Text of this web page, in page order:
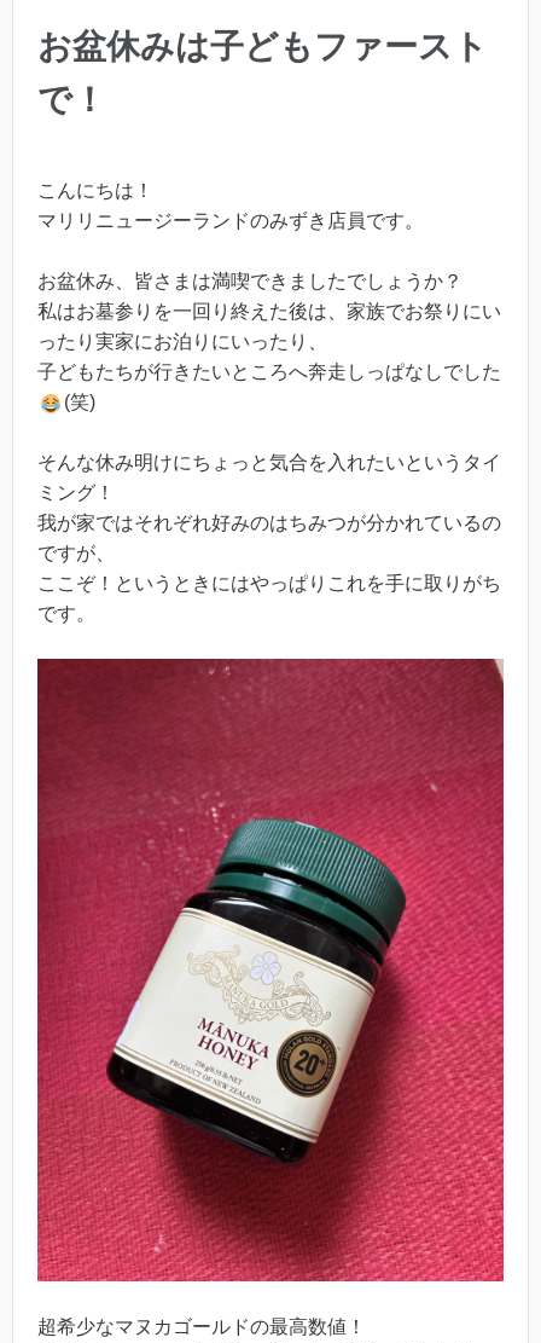
お盆休みは子どもファースト
で！
こんにちは！
マリリニュージーランドのみずき店員です。
お盆休み、皆さまは満喫できましたでしょうか？
私はお墓参りを一回り終えた後は、家族でお祭りにい
ったり実家にお泊りにいったり、
子どもたちが行きたいところへ奔走しっぱなしでした
(笑)
そんな休み明けにちょっと気合を入れたいというタイ
ミング！
我が家ではそれぞれ好みのはちみつが分かれているの
ですが、
ここぞ！というときにはやっぱりこれを手に取りがち
です。
超希少なマヌカゴールドの最高数値！